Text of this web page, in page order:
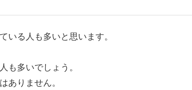
いる人も多いと思います。
も多いでしょう。
ありません。